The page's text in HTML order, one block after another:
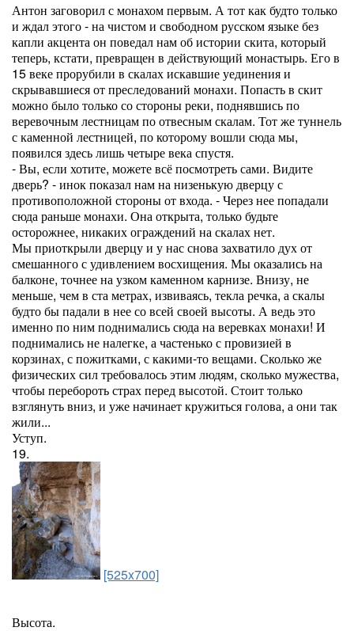
Антон заговорил с монахом первым. А тот как будто только
и ждал этого - на чистом и свободном русском языке без
капли акцента он поведал нам об истории скита, который
теперь, кстати, превращен в действующий монастырь. Его в
15 веке прорубили в скалах искавшие уединения и
скрывавшиеся от преследований монахи. Попасть в скит
можно было только со стороны реки, поднявшись по
веревочным лестницам по отвесным скалам. Тот же туннель
с каменной лестницей, по которому вошли сюда мы,
появился здесь лишь четыре века спустя.
- Вы, если хотите, можете всё посмотреть сами. Видите
дверь? - инок показал нам на низенькую дверцу с
противоположной стороны от входа. - Через нее попадали
сюда раньше монахи. Она открыта, только будьте
осторожнее, никаких ограждений на скалах нет.
Мы приоткрыли дверцу и у нас снова захватило дух от
смешанного с удивлением восхищения. Мы оказались на
балконе, точнее на узком каменном карнизе. Внизу, не
меньше, чем в ста метрах, извиваясь, текла речка, а скалы
будто бы падали в нее со всей своей высоты. А ведь это
именно по ним поднимались сюда на веревках монахи! И
поднимались не налегке, а частенько с провизией в
корзинах, с пожитками, с какими-то вещами. Сколько же
физических сил требовалось этим людям, сколько мужества,
чтобы перебороть страх перед высотой. Стоит только
взглянуть вниз, и уже начинает кружиться голова, а они так
жили...
Уступ.
19.
[525x700]
Высота.